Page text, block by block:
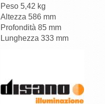
Peso 5,42 kg
Altezza 586 mm
Profondità 85 mm
Lunghezza 333 mm